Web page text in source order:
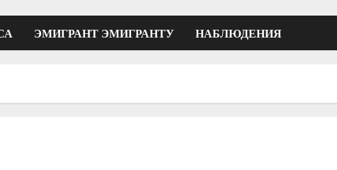
ЭМИГРАНТ ЭМИГРАНТУ НАБЛЮДЕНИЯ